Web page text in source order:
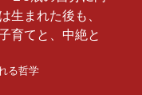
まれた後も、
育てと、中絶と
る哲学